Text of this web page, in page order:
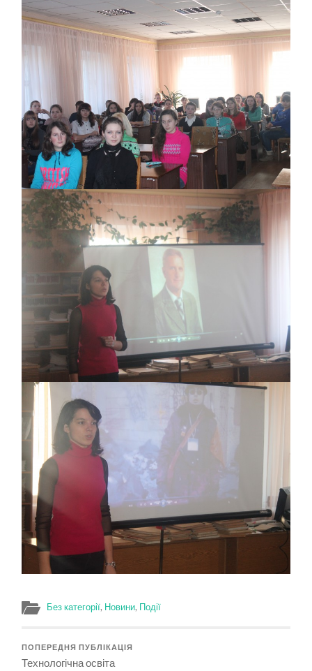
Без категорії, Новини, Події
ПОПЕРЕДНЯ ПУБЛІКАЦІЯ
Технологічна освіта